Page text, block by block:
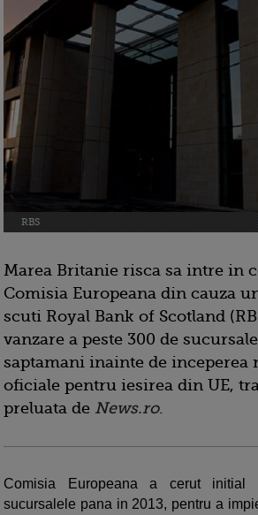
RBS
Marea Britanie risca sa intre in
Comisia Europeana din cauza
scuti Royal Bank of Scotland
vanzare a peste 300 de
saptamani inainte de inceperea
oficiale pentru iesirea din UE,
preluata de News.ro.
Comisia Europeana a cerut
sucursalele pana in 2013, pentru a